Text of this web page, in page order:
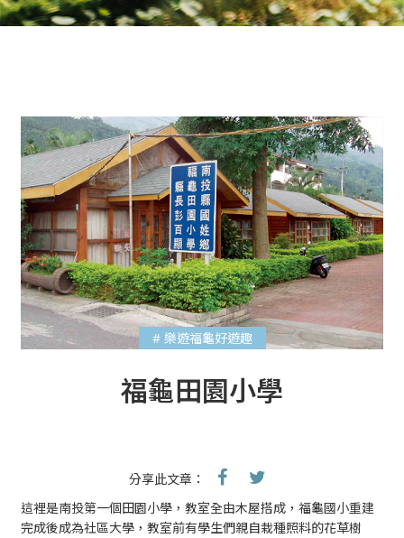
# 樂遊福龜好遊趣
福龜田園小學
分享此文章：
這裡是南投第一個田園小學，教室全由木屋搭成，福龜國小重建
完成後成為社區大學，教室前有學生們親自栽種照料的花草樹